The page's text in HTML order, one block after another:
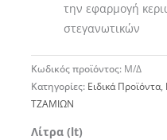
την εφαρμογή
στεγανωτικών
Κωδικός προϊόντος: Μ/Δ
Κατηγορίες: Ειδικά Προϊόντα,
ΤΖΑΜΙΩΝ
Λίτρα (lt)
TONYIN